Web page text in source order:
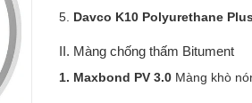
5. Davco K10 Polyurethane Plus
II. Màng chống thấm Bitument
1. Maxbond PV 3.0 Màng khò